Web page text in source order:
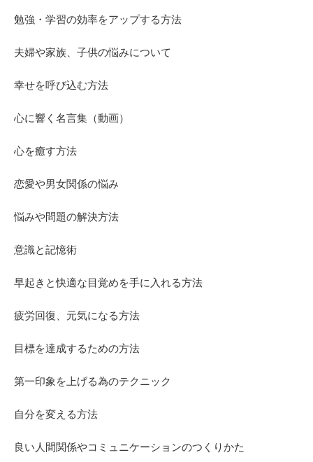
勉強・学習の効率をアップする方法
夫婦や家族、子供の悩みについて
幸せを呼び込む方法
心に響く名言集（動画）
心を癒す方法
恋愛や男女関係の悩み
悩みや問題の解決方法
意識と記憶術
早起きと快適な目覚めを手に入れる方法
疲労回復、元気になる方法
目標を達成するための方法
第一印象を上げる為のテクニック
自分を変える方法
良い人間関係やコミュニケーションのつくりかた